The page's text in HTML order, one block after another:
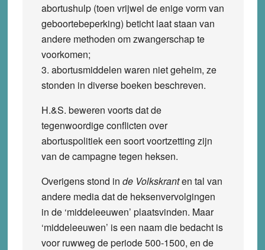
abortushulp (toen vrijwel de enige vorm van
geboortebeperking) beticht laat staan van
andere methoden om zwangerschap te
voorkomen;
3. abortusmiddelen waren niet geheim, ze
stonden in diverse boeken beschreven.
H.&S. beweren voorts dat de
tegenwoordige conflicten over
abortuspolitiek een soort voortzetting zijn
van de campagne tegen heksen.
Overigens stond in de Volkskranten tal van
andere media dat de heksenvervolgingen
in de ‘middeleeuwen’ plaatsvinden. Maar
‘middeleeuwen’ is een naam die bedacht is
voor ruwweg de periode 500-1500, en de